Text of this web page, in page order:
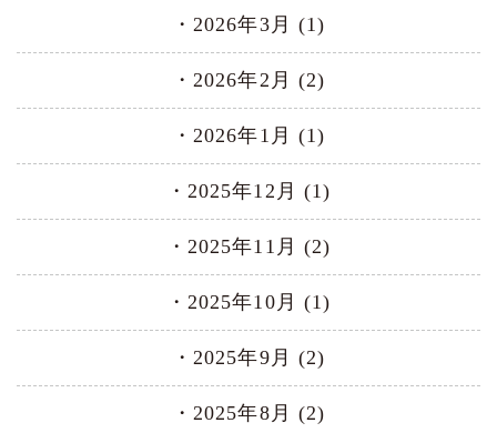
2026年3月 (1)
2026年2月 (2)
2026年1月 (1)
2025年12月 (1)
2025年11月 (2)
2025年10月 (1)
2025年9月 (2)
2025年8月 (2)